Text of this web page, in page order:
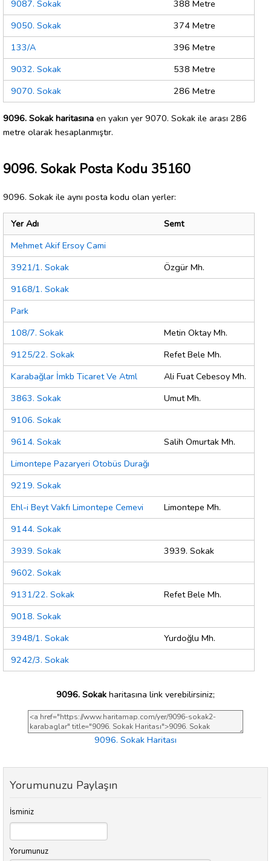
9087. Sokak
388 Metre
9050. Sokak
374 Metre
133/A
396 Metre
9032. Sokak
538 Metre
9070. Sokak
286 Metre
9096. Sokak haritasına en yakın yer 9070. Sokak ile arası 286
metre olarak hesaplanmıştır.
9096. Sokak Posta Kodu 35160
9096. Sokak ile aynı posta kodu olan yerler:
Yer Adı
Semt
Mehmet Akif Ersoy Cami
3921/1. Sokak
Özgür Mh.
9168/1. Sokak
Park
108/7. Sokak
Metin Oktay Mh.
9125/22. Sokak
Refet Bele Mh.
Karabağlar İmkb Ticaret Ve Atml
Ali Fuat Cebesoy Mh.
3863. Sokak
Umut Mh.
9106. Sokak
9614. Sokak
Salih Omurtak Mh.
Limontepe Pazaryeri Otobüs Durağı
9219. Sokak
Ehl-i Beyt Vakfı Limontepe Cemevi
Limontepe Mh.
9144. Sokak
3939. Sokak
3939. Sokak
9602. Sokak
9131/22. Sokak
Refet Bele Mh.
9018. Sokak
3948/1. Sokak
Yurdoğlu Mh.
9242/3. Sokak
9096. Sokak haritasına link verebilirsiniz;
9096. Sokak Haritası
Yorumunuzu Paylaşın
İsminiz
Yorumunuz